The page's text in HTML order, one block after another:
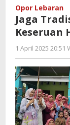
Opor Lebaran
Jaga
Keseruan
1 April 2025 20:51